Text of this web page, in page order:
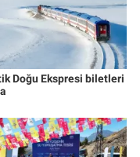
Doğu Ekspresi biletleri